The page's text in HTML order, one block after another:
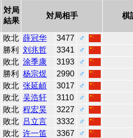
対局
結果
対局相手 棋
敗北 薛冠华 3477
♂
勝利 刘兆哲 3341
♂
敗北 涂季康 3193
♂
勝利 杨宗煜 2990
♂
敗北 张延頔 3017
♂
敗北 吴浩轩 3110
♂
敗北 程宏昊 3227
♂
敗北 吕立言 3332
♂
敗北 许一笛 3367
♂